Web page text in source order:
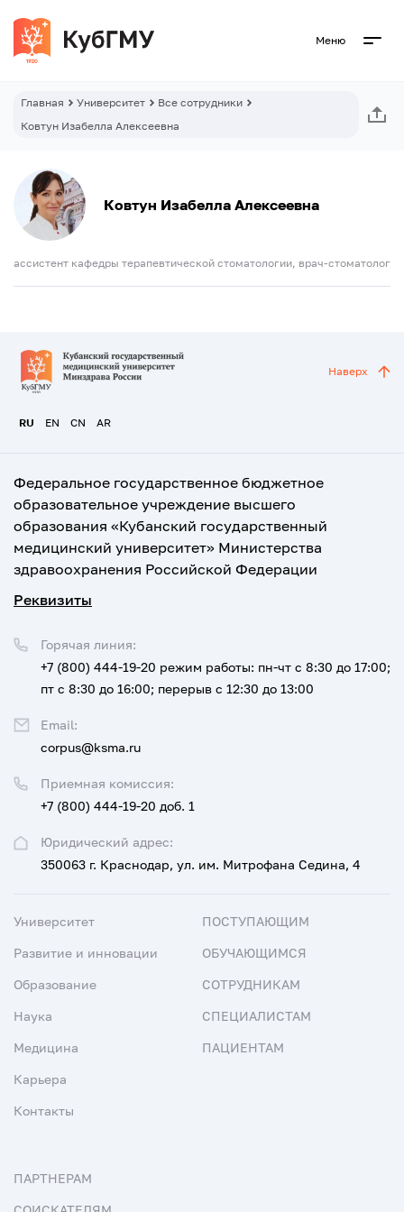
Меню
Главная Университет
Все сотрудники
Ковтун Изабелла Алексеевна
Ковтун Изабелла Алексеевна
ассистент кафедры терапевтической стоматологии, врач-стоматолог
RU EN CN AR
Наверх
Федеральное государственное бюджетное
образовательное учреждение высшего
образования «Кубанский государственный
медицинский университет» Министерства
здравоохранения Российской Федерации
Реквизиты
Юридический адрес:
350063 г. Краснодар, ул. им. Митрофана Седина, 4
Приемная комиссия:
+7 (800) 444-19-20 доб. 1
Горячая линия:
+7 (800) 444-19-20 режим работы: пн-чт с 8:30 до 17:00;
пт с 8:30 до 16:00; перерыв с 12:30 до 13:00
Email:
corpus@ksma.ru
Университет
Развитие и инновации
Образование
Наука
Медицина
Карьера
Контакты
ПОСТУПАЮЩИМ
ОБУЧАЮЩИМСЯ
СОТРУДНИКАМ
СПЕЦИАЛИСТАМ
ПАЦИЕНТАМ
ПАРТНЕРАМ